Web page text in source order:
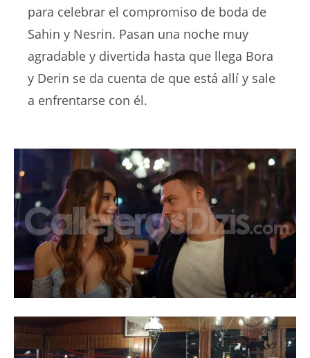
para celebrar el compromiso de boda de
Sahin y Nesrin. Pasan una noche muy
agradable y divertida hasta que llega Bora
y Derin se da cuenta de que está allí y sale
a enfrentarse con él.